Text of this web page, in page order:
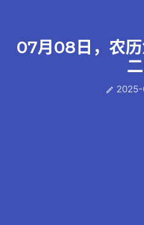
07月08日，农
